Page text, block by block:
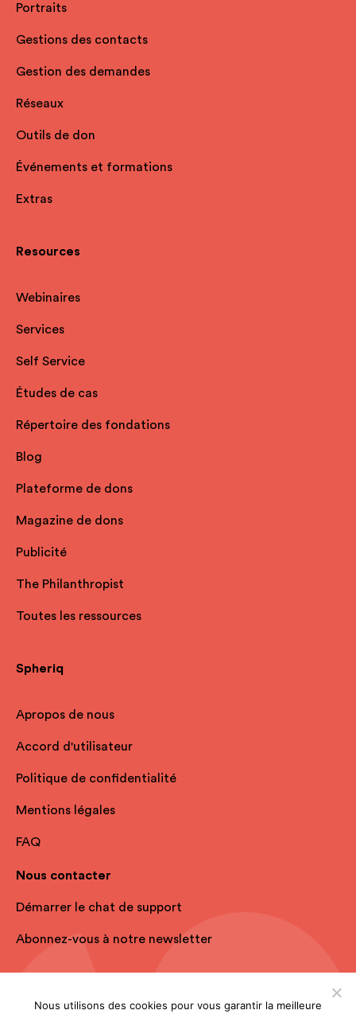
Portraits
Gestions des contacts
Gestion des demandes
Réseaux
Outils de don
Événements et formations
Extras
Resources
Webinaires
Services
Self Service
Études de cas
Répertoire des fondations
Blog
Plateforme de dons
Magazine de dons
Publicité
The Philanthropist
Toutes les ressources
Spheriq
Apropos de nous
Accord d'utilisateur
Politique de confidentialité
Mentions légales
FAQ
Nous contacter
Démarrer le chat de support
Abonnez-vous à notre newsletter
Nous utilisons des cookies pour vous garantir la meilleure